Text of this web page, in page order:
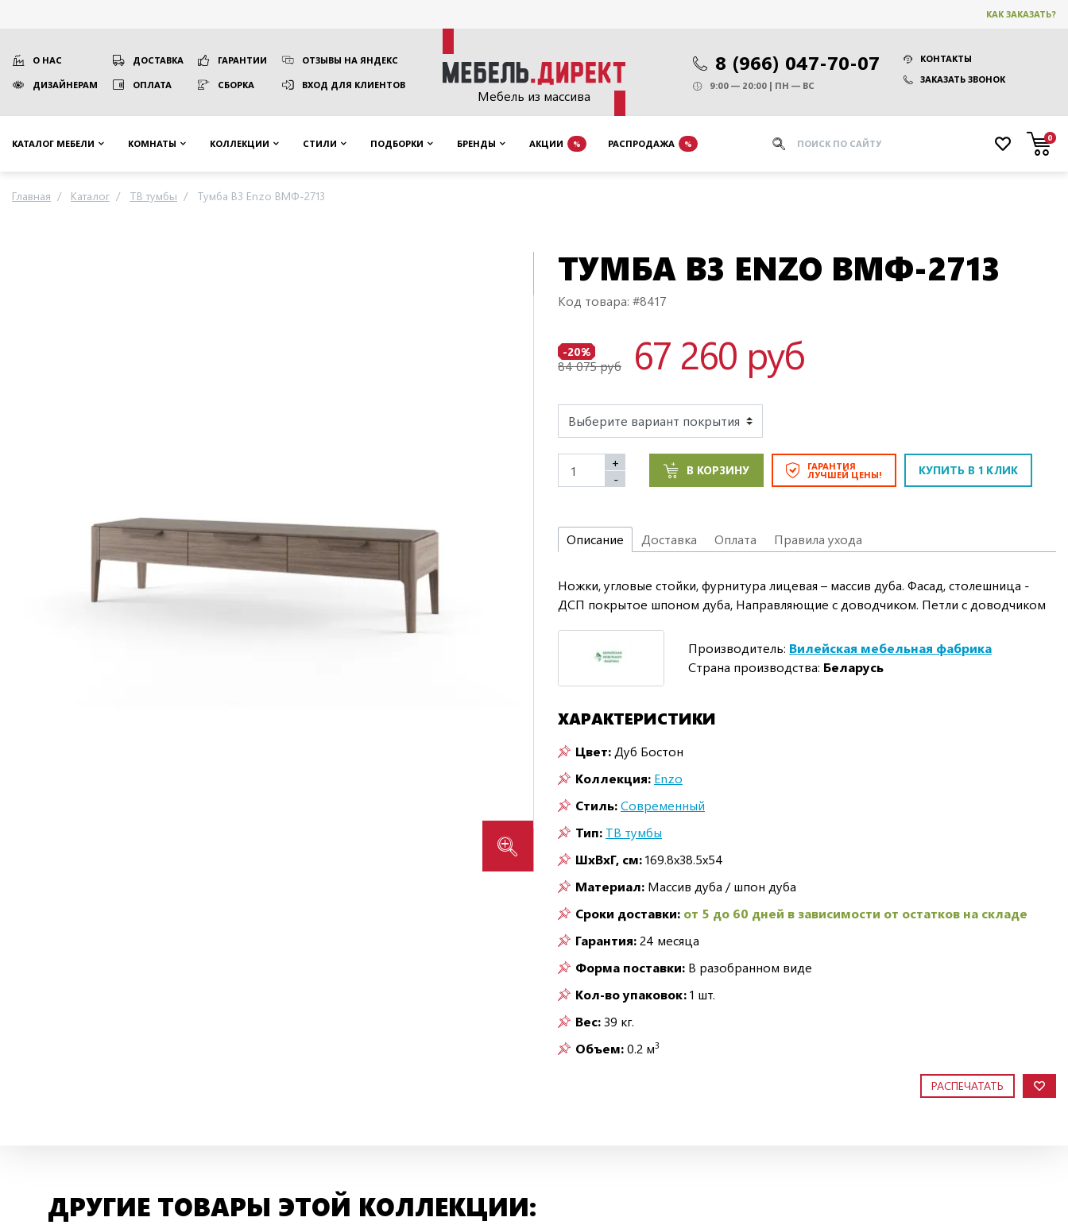
КАК ЗАКАЗАТЬ?
Мебель из массива
О НАС ДОСТАВКА ГАРАНТИИ ОТЗЫВЫ НА ЯНДЕКС
ДИЗАЙНЕРАМ ОПЛАТА СБОРКА ВХОД ДЛЯ КЛИЕНТОВ
8 (966) 047-70-07
КОНТАКТЫ
ЗАКАЗАТЬ ЗВОНОК
9:00 — 20:00 | ПН — ВС
КАТАЛОГ МЕБЕЛИ КОМНАТЫ КОЛЛЕКЦИИ СТИЛИ ПОДБОРКИ БРЕНДЫ АКЦИИ % РАСПРОДАЖА %
0
Главная Каталог ТВ тумбы Тумба B3 Enzo ВМФ-2713
ТУМБА B3 ENZO ВМФ-2713
Код товара: #8417
-20%
84 075 руб 67 260 руб
+
-
В КОРЗИНУ ГАРАНТИЯ
ЛУЧШЕЙ ЦЕНЫ! КУПИТЬ В 1 КЛИК
Описание Доставка Оплата Правила ухода
Ножки, угловые стойки, фурнитура лицевая – массив дуба. Фасад, столешница -
ДСП покрытое шпоном дуба, Направляющие с доводчиком. Петли с доводчиком
Производитель: Вилейская мебельная фабрика
Страна производства: Беларусь
ХАРАКТЕРИСТИКИ
Цвет: Дуб Бостон
Коллекция: Enzo
Стиль:Современный
Тип: ТВ тумбы
ШxВxГ, см:169.8x38.5x54
Материал: Массив дуба / шпон дуба
Сроки доставки: от 5 до 60 дней в зависимости от остатков на складе
Гарантия:24 месяца
Форма поставки: В разобранном виде
Кол-во упаковок:1 шт.
Вес:39 кг.
Объем:0.2 м3
РАСПЕЧАТАТЬ
ДРУГИЕ ТОВАРЫ ЭТОЙ КОЛЛЕКЦИИ: